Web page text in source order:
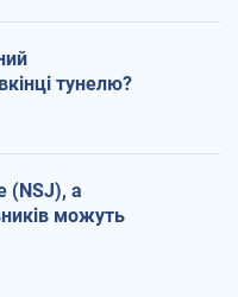
тунелю?
(NSJ), а
можуть